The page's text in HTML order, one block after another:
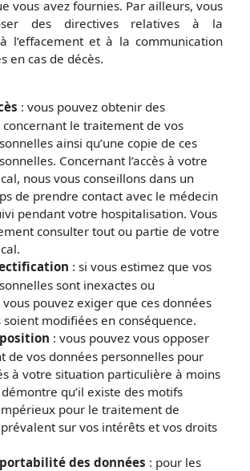
vous avez fournies. Par ailleurs, vous
des directives relatives à la
l’effacement et à la communication
en cas de décès.
: vous pouvez obtenir des
le traitement de vos
ainsi qu’une copie de ces
Concernant l’accès à votre
nous vous conseillons dans un
de prendre contact avec le médecin
pendant votre hospitalisation. Vous
consulter tout ou partie de votre
: si vous estimez que vos
sont inexactes ou
pouvez exiger que ces données
modifiées en conséquence.
: vous pouvez vous opposer
de vos données personnelles pour
à votre situation particulière à moins
qu’il existe des motifs
pour le traitement de
sur vos intérêts et vos droits
des données : pour les